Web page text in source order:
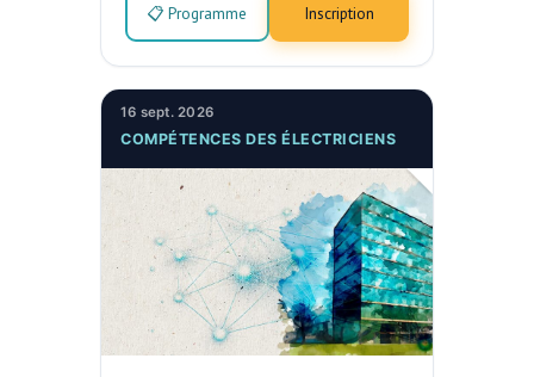
📋 Programme Inscription
16 sept. 2026
COMPÉTENCES DES ÉLECTRICIENS